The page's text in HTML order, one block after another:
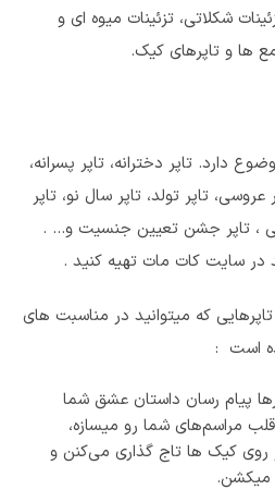
شکلاتی، تزئینات میوه ای و
ها و تاپرهای کیک.
دارد. تاپر دخترانه، تاپر پسرانه،
عروسی، تاپر تولد، تاپر سال نو، تاپر
، تاپر جشن تعیین جنسیت و… .
در سایت کات مات تهیه کنید .
که میتوانید در مناسبت های
است :
پیام رسان داستان عشق شما
مراسم‌های شما رو میسازه،
روی کیک ها تاج گذاری می‌کنن و
میکشن.